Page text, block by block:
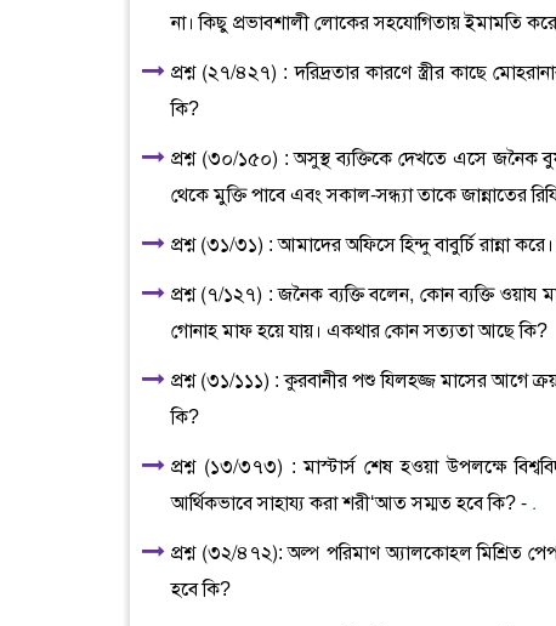
না। কিছু প্রভাবশালী লোকের সহযোগিতায় ইমামতি
প্রশ্ন (২৭/৪২৭) : দরিদ্রতার কারণে স্ত্রীর কাছে
কি?
প্রশ্ন (৩০/১৫০) : অসুস্থ ব্যক্তিকে দেখতে এসে জনৈক
থেকে মুক্তি পাবে এবং সকাল-সন্ধ্যা তাকে জান্নাতের
প্রশ্ন (৩১/৩১) : আমাদের অফিসে হিন্দু বাবুর্চি রান্না
প্রশ্ন (৭/১২৭) : জনৈক ব্যক্তি বলেন, কোন ব্যক্তি
গোনাহ মাফ হয়ে যায়। একথার কোন সত্যতা আছে কি?
প্রশ্ন (৩১/১১১) : কুরবানীর পশু যিলহজ্জ মাসের আগে
কি?
প্রশ্ন (১৩/৩৭৩) : মাস্টার্স শেষ হওয়া উপলক্ষে
আর্থিকভাবে সাহায্য করা শরী‘আত সম্মত হবে কি? - .
প্রশ্ন (৩২/৪৭২): অল্প পরিমাণ অ্যালকোহল মিশ্রিত
হবে কি?